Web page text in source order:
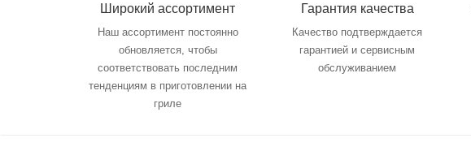
Широкий ассортимент
Наш ассортимент постоянно
обновляется, чтобы
соответствовать последним
тенденциям в приготовлении на
гриле
Гарантия качества
Качество подтверждается
гарантией и сервисным
обслуживанием